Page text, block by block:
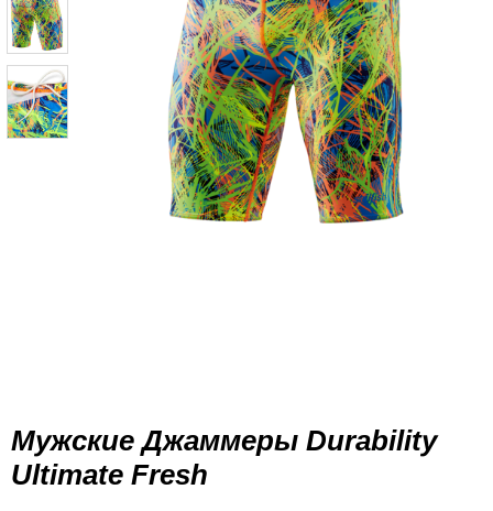
Мужские Джаммеры Durability
Ultimate Fresh